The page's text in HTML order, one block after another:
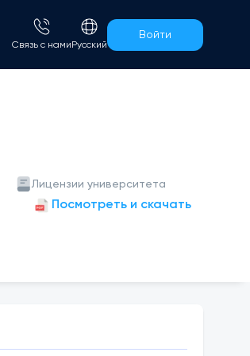
Связь с нами Русский
Войти
Лицензии университета
Посмотреть и скачать